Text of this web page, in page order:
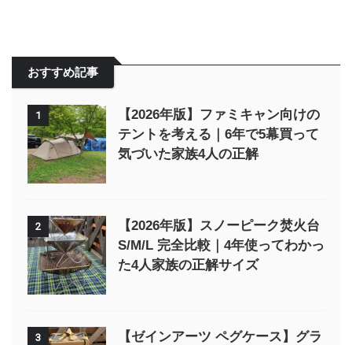
おすすめ記事
1
【2026年版】ファミキャン向けの
テントを考える｜6年で5幕買って
気づいた家族4人の正解
2
【2026年版】スノーピーク焚火台
S/M/L 完全比較｜4年使ってわかっ
た4人家族の正解サイズ
3
【ゼインアーツ ペグケース】グラ